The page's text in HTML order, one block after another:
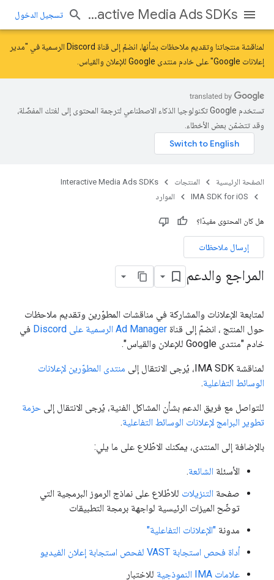
Interactive Media Ads SDKs تسجيل الدخول
لمناقشة منتجاتنا وتقديم ملاحظات بشأنها، انضمّ إلى قناة Discord الرسمية في "مدير
إعلانات Google" على خادم
منتدى Google للإعلان والقياس
تستخدم Google تكنولوجيا الذكاء الاصطناعي لترجمة المحتوى إلى لغتك المفضّلة،
وقد تتضمّن بعض الأخطاء.
الصفحة الرئيسية المنتجات
Interactive Media Ads SDKs
IMA SDK for iOS
الموارد
هل كان المحتوى مفيدًا؟
إرسال ملاحظات
المراجع والدعم
لمتابعة الإعلانات والمشاركة في مناقشات المطوّرين وتقديم ملاحظات
حول المنتج ، انضمّ إلى قناة Ad Manager الرسمية على Discord
في
خادم "منتدى Google للإعلان والقياس".
لمناقشة IMA SDK، يُرجى الانتقال إلى
منتدى المطوّرين لإعلانات
الوسائط التفاعلية.
للتواصل مع فريق الدعم بشأن المشاكل الفنية، يُرجى الانتقال إلى حزمة
تطوير البرامج لإعلانات الوسائط التفاعلية.
بالإضافة إلى المنتدى، يمكنك الاطّلاع على ما يلي:
الأسئلة الشائعة.
صفحة التنزيلات للاطّلاع على نماذج الرموز البرمجية التي
توضّح الميزات الرئيسية لواجهة برمجة التطبيقات
مدونة "الإعلانات التفاعلية"
أداة فحص استجابة VAST لفحص استجابة إعلان الفيديو
علامات IMA النموذجية
للاختبار